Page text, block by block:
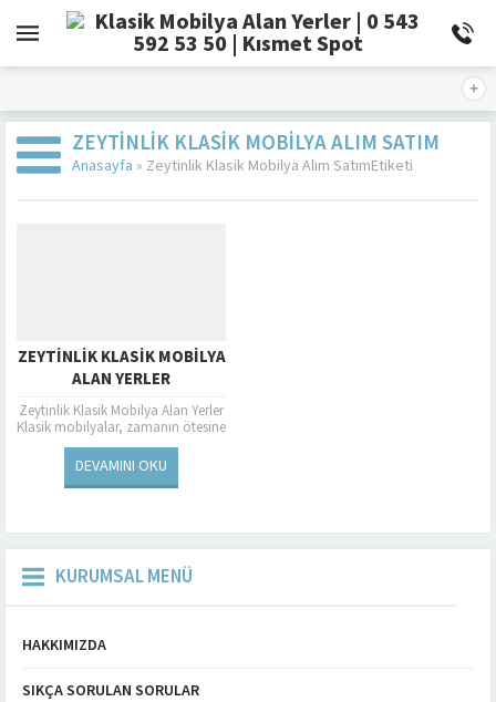
ZEYTINLIK KLASIK MOBILYA ALIM SATIM
Anasayfa » Zeytinlik Klasik Mobilya Alım SatımEtiketi
ZEYTINLIK KLASIK MOBILYA
ALAN YERLER
Zeytinlik Klasik Mobilya Alan Yerler
Klasik mobilyalar, zamanın ötesine
geçen tasarımları ve estetik
değerleri ile tanınan özel
DEVAMINI OKU
KURUMSAL MENÜ
HAKKIMIZDA
SIKÇA SORULAN SORULAR